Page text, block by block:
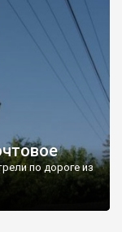
по дороге из